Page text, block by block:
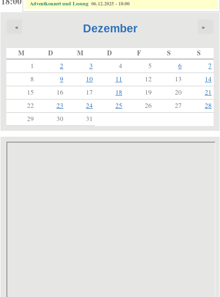
Adventkonzert und Lesung 06.12.2025 - 18:00
Dezember
« »
M D M D F S S
1 2 3 4 5 6
7
8
9 10 11 12 13
14
15
16 17 18 19 20
21
22
23 24 25 26 27
28
29
30 31